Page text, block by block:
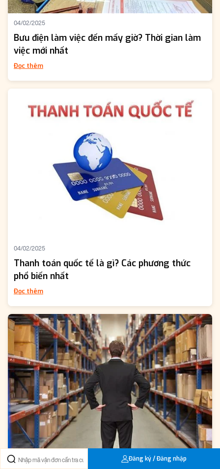
04/02/2025
Bưu điện làm việc đến mấy giờ? Thời gian làm
việc mới nhất
Đọc thêm
04/02/2025
Thanh toán quốc tế là gì? Các phương thức
phổ biến nhất
Đọc thêm
22/01/2025 Đăng ký / Đăng nhập